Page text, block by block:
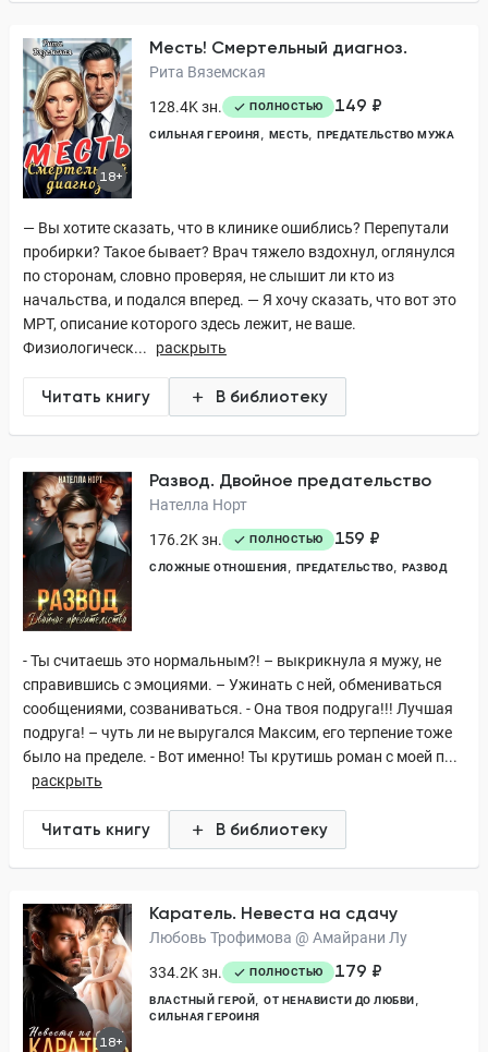
18+
Месть! Смертельный диагноз.
Рита Вяземская
128.4K зн.
ПОЛНОСТЬЮ 149 ₽
СИЛЬНАЯ ГЕРОИНЯ МЕСТЬ ПРЕДАТЕЛЬСТВО МУЖА
— Вы хотите сказать, что в клинике ошиблись? Перепутали
пробирки? Такое бывает? Врач тяжело вздохнул, оглянулся
по сторонам, словно проверяя, не слышит ли кто из
начальства, и подался вперед. — Я хочу сказать, что вот это
МРТ, описание которого здесь лежит, не ваше.
Физиологическ...
раскрыть
Читать книгу В библиотеку
Развод. Двойное предательство
Нателла Норт
176.2K зн.
ПОЛНОСТЬЮ 159 ₽
СЛОЖНЫЕ ОТНОШЕНИЯ ПРЕДАТЕЛЬСТВО РАЗВОД
- Ты считаешь это нормальным?! – выкрикнула я мужу, не
справившись с эмоциями. – Ужинать с ней, обмениваться
сообщениями, созваниваться. - Она твоя подруга!!! Лучшая
подруга! – чуть ли не выругался Максим, его терпение тоже
было на пределе. - Вот именно! Ты крутишь роман с моей п...
раскрыть
Читать книгу В библиотеку
18+
Каратель. Невеста на сдачу
Любовь Трофимова @ Амайрани Лу
334.2K зн.
ПОЛНОСТЬЮ 179 ₽
ВЛАСТНЫЙ ГЕРОЙ
ОТ НЕНАВИСТИ ДО ЛЮБВИ
СИЛЬНАЯ ГЕРОИНЯ